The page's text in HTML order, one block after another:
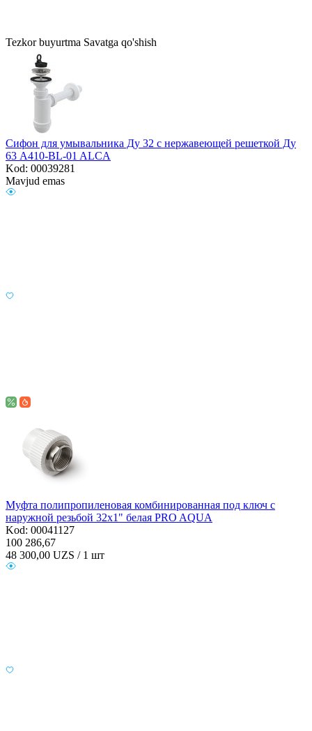
Tezkor buyurtma Savatga qo'shish
Сифон для умывальника Ду 32 с нержавеющей решеткой Ду
63 A410-BL-01 ALCA
Kod: 00039281
Mavjud emas
Муфта полипропиленовая комбинированная под ключ с
наружной резьбой 32х1" белая PRO AQUA
Kod: 00041127
100 286,67
48 300,00 UZS / 1 шт